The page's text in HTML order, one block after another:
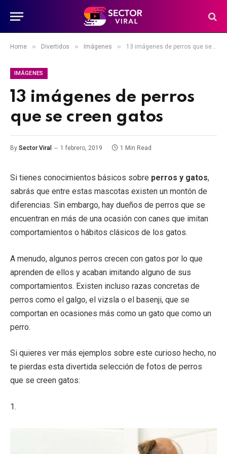
Home » Divertidos » Imágenes » 13 imágenes de perros que se creen gatos
IMÁGENES
13 imágenes de perros
que se creen gatos
By Sector Viral 1 febrero, 2019 1 Min Read
Si tienes conocimientos básicos sobre perros y gatos,
sabrás que entre estas mascotas existen un montón de
diferencias. Sin embargo, hay dueños de perros que se
encuentran en más de una ocasión con canes que imitan
comportamientos o hábitos clásicos de los gatos.
A menudo, algunos perros crecen con gatos por lo que
aprenden de ellos y acaban imitando alguno de sus
comportamientos. Existen incluso razas concretas de
perros como el galgo, el vizsla o el basenji, que se
comportan en ocasiones más como un gato que como un
perro.
Si quieres ver más ejemplos sobre este curioso hecho, no
te pierdas esta divertida selección de fotos de perros
que se creen gatos:
1.